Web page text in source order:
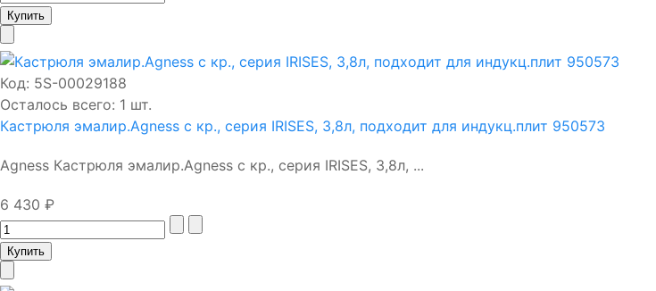
Код: 5S-00029188
Осталось всего: 1 шт.
Кастрюля эмалир.Agness с кр., серия IRISES, 3,8л, подходит для индукц.плит 950573
Agness Кастрюля эмалир.Agness с кр., серия IRISES, 3,8л, ...
6 430 ₽